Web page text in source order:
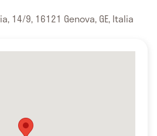
14/9, 16121 Genova, GE, Italia